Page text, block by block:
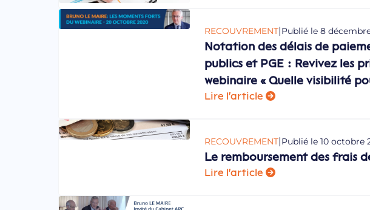
RECOUVREMENT|Publié le 8
Notation des délais de
publics et PGE : Revivez les
webinaire « Quelle visibilité
Lire l'article
RECOUVREMENT|Publié le 10 octobre
Le remboursement des frais
Lire l'article